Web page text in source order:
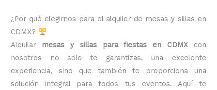
¿Por qué elegirnos para el alquiler de mesas y sillas en
CDMX?
Alquilar mesas y sillas para fiestas en CDMX con
nosotros no solo te garantizas, una excelente
experiencia, sino que también te proporciona una
solución integral para todos tus eventos. Aquí te